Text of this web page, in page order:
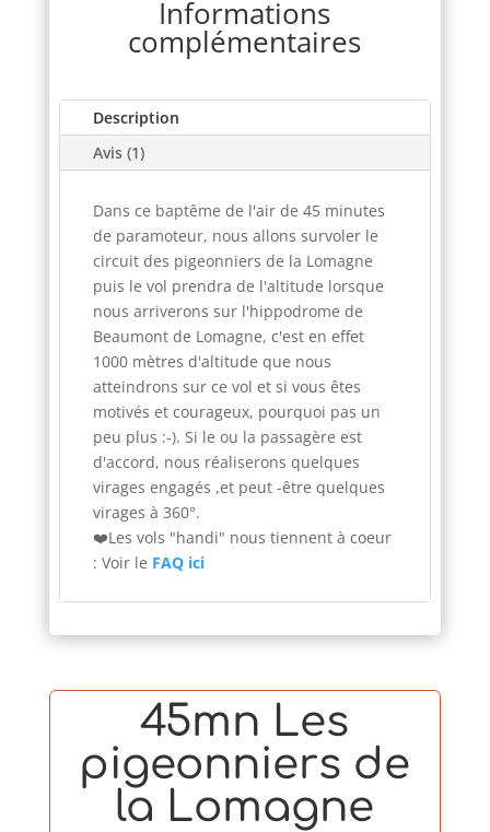
Informations
complémentaires
Description
Avis (1)
Dans ce baptême de l'air de 45 minutes
de paramoteur, nous allons survoler le
circuit des pigeonniers de la Lomagne
puis le vol prendra de l'altitude lorsque
nous arriverons sur l'hippodrome de
Beaumont de Lomagne, c'est en effet
1000 mètres d'altitude que nous
atteindrons sur ce vol et si vous êtes
motivés et courageux, pourquoi pas un
peu plus :-). Si le ou la passagère est
d'accord, nous réaliserons quelques
virages engagés ,et peut -être quelques
virages à 360°.
❤️Les vols "handi" nous tiennent à coeur
: Voir le FAQ ici
45mn Les
pigeonniers de
la Lomagne